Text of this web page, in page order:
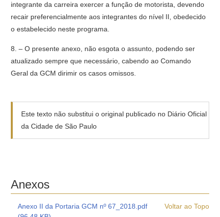
integrante da carreira exercer a função de motorista, devendo
recair preferencialmente aos integrantes do nível II, obedecido
o estabelecido neste programa.
8. – O presente anexo, não esgota o assunto, podendo ser
atualizado sempre que necessário, cabendo ao Comando
Geral da GCM dirimir os casos omissos.
Este texto não substitui o original publicado no Diário Oficial
da Cidade de São Paulo
Anexos
Voltar ao Topo
Anexo II da Portaria GCM nº 67_2018.pdf